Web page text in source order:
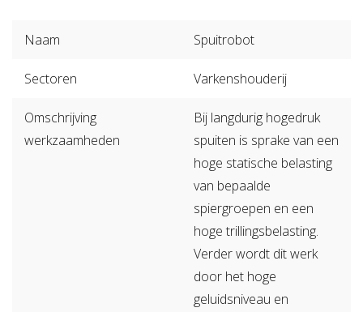
3V's van Stigas Aan de slag met Vitaliteit Aan
Naam Spuitrobot
Sectoren Varkenshouderij
Omschrijving
werkzaamheden
Bij langdurig hogedruk
spuiten is sprake van een
hoge statische belasting
van bepaalde
spiergroepen en een
hoge trillingsbelasting.
Verder wordt dit werk
door het hoge
geluidsniveau en